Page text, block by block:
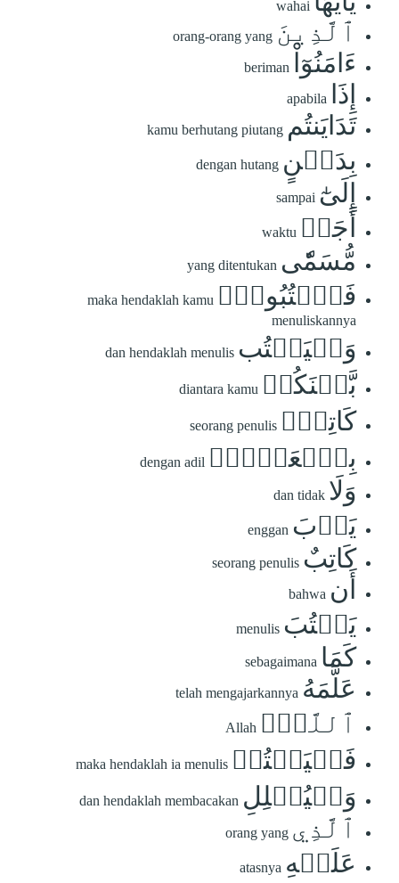
wahai
ٱلَّذِينَ orang-orang yang
ءَامَنُوٓاْ beriman
إِذَا apabila
تَدَايَنتُم kamu berhutang piutang
بِدَيۡنٍ dengan hutang
إِلَىٰٓ sampai
أَجَلٖ waktu
مُّسَمّٗى yang ditentukan
فَٱكۡتُبُوهُۚ maka hendaklah kamu
menuliskannya
وَلۡيَكۡتُب dan hendaklah menulis
بَّيۡنَكُمۡ diantara kamu
كَاتِبُۢ seorang penulis
بِٱلۡعَدۡلِۚ dengan adil
وَلَا dan tidak
يَأۡبَ enggan
كَاتِبٌ seorang penulis
أَن bahwa
يَكۡتُبَ menulis
كَمَا sebagaimana
عَلَّمَهُ telah mengajarkannya
ٱللَّهُۚ Allah
فَلۡيَكۡتُبۡ maka hendaklah ia menulis
وَلۡيُمۡلِلِ dan hendaklah membacakan
ٱلَّذِي orang yang
عَلَيۡهِ atasnya